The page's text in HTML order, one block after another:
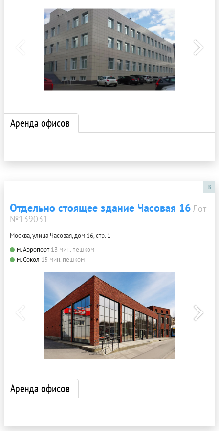
Аренда офисов
B
Отдельно стоящее здание Часовая 16 Лот
№139031
Москва, улица Часовая, дом 16, стр. 1
м. Аэропорт 13 мин. пешком
м. Сокол 15 мин. пешком
Аренда офисов